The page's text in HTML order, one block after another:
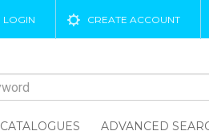
LOGIN CREATE ACCOUNT
CATALOGUES ADVANCED